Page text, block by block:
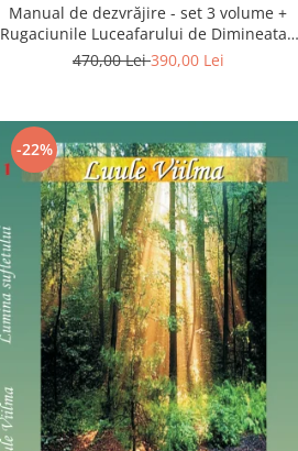
Manual de dezvrăjire - set 3 volume +
Rugaciunile Luceafarului de Dimineata -
Gratuit)
470,00 Lei390,00 Lei
-22%